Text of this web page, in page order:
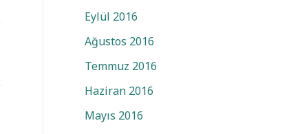
Eylül 2016
Ağustos 2016
Temmuz 2016
Haziran 2016
Mayıs 2016